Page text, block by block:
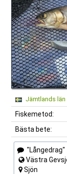
Jämtlands län
Fiskemetod:
Bästa bete:
"Långedrag"
Västra
Sjön